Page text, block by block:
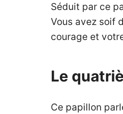
Séduit par ce
Vous avez soif
courage et
Le
Ce papillon